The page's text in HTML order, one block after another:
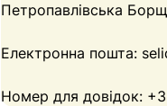
Петропавлівська
Електронна пошта:
Номер для довідок: